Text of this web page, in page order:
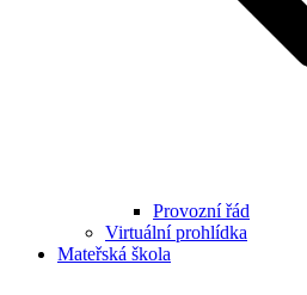
Provozní řád
Virtuální prohlídka
Mateřská škola